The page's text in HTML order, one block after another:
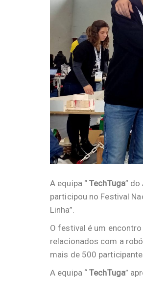
A equipa “TechTuga”
participou no Festival
Linha”.
O festival é um
relacionados com a
mais de 500
A equipa “TechTuga”